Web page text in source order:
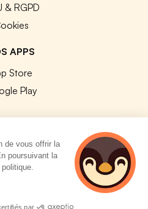
& RGPD
APPS
Store
Play
Tous droits réservés.
de vous offrir la
poursuivant la
par
4 personnes
consultent
actuellement cette